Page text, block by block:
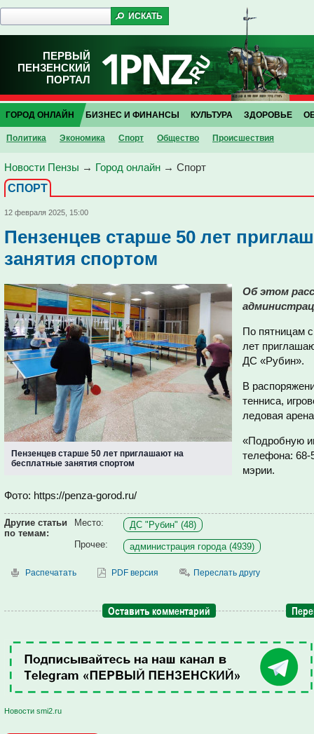
ПЕРВЫЙ
ПЕНЗЕНСКИЙ
ПОРТАЛ
ГОРОД ОНЛАЙН
Политика Экономика Спорт Общество Проиcшествия
БИЗНЕС И ФИНАНСЫ КУЛЬТУРА ЗДОРОВЬЕ
Новости Пензы → Город онлайн → Спорт
СПОРТ
12 февраля 2025, 15:00
Пензенцев старше 50 лет
занятия спортом
Пензенцев старше 50 лет приглашают на
бесплатные занятия спортом
Об этом
По пятницам
лет
ДС «Рубин».
В
тенниса,
ледовая
«Подробную
телефона: 68-
мэрии.
Фото: https://penza-gorod.ru/
Другие статьи
по темам:
Место:
ДС "Рубин" (48)
Прочее:
администрация города (4939)
Распечатать PDF версия Переслать другу
Оставить комментарий
Новости smi2.ru